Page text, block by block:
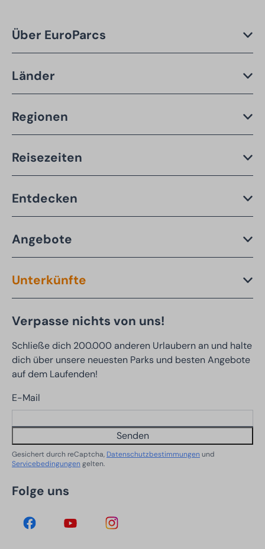
Über EuroParcs
Länder
Regionen
Reisezeiten
Entdecken
Angebote
Unterkünfte
Verpasse nichts von uns!
Schließe dich 200.000 anderen Urlaubern an und halte
dich über unsere neuesten Parks und besten Angebote
auf dem Laufenden!
E-Mail
Senden
Gesichert durch reCaptcha, Datenschutzbestimmungen und
Servicebedingungen gelten.
Folge uns